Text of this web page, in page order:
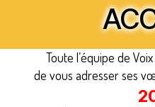
Toute l’équipe de
de vous adresser ses